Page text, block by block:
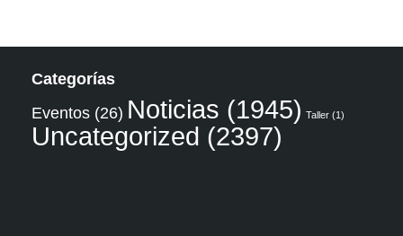
Categorías
Eventos (26) Noticias (1945) Taller (1)
Uncategorized (2397)